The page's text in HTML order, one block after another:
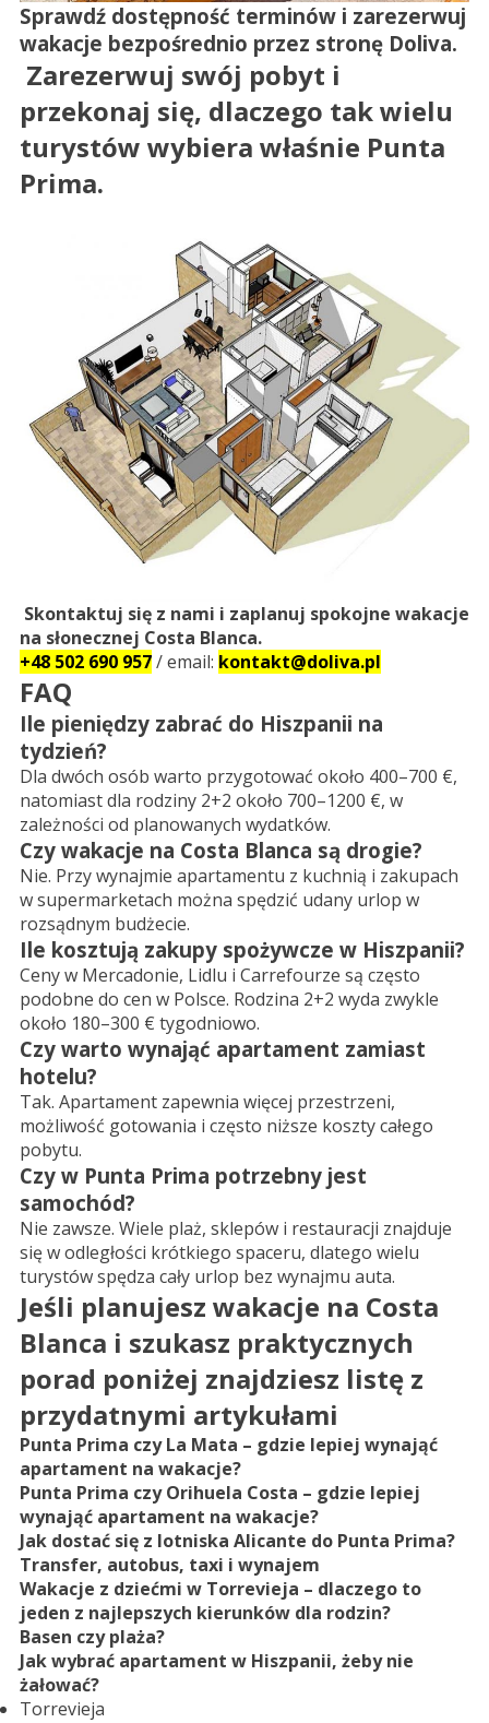
Sprawdź dostępność terminówi zarezerwuj
wakacje bezpośrednio przez stronę Doliva.
Zarezerwuj swój pobyt i
przekonaj się, dlaczego tak wielu
turystów wybiera właśnie Punta
Prima.
Skontaktuj się z nami i zaplanuj spokojne wakacje
na słonecznej Costa Blanca.
+48 502 690 957/ email: kontakt@doliva.pl
FAQ
Ile pieniędzy zabrać do Hiszpanii na
tydzień?
Dla dwóch osób warto przygotować około 400–700 €,
natomiast dla rodziny 2+2 około 700–1200 €, w
zależności od planowanych wydatków.
Czy wakacje na Costa Blanca są drogie?
Nie. Przy wynajmie apartamentu z kuchnią i zakupach
w supermarketach można spędzić udany urlop w
rozsądnym budżecie.
Ile kosztują zakupy spożywcze w Hiszpanii?
Ceny w Mercadonie, Lidlu i Carrefourze są często
podobne do cen w Polsce. Rodzina 2+2 wyda zwykle
około 180–300 € tygodniowo.
Czy warto wynająć apartament zamiast
hotelu?
Tak. Apartament zapewnia więcej przestrzeni,
możliwość gotowania i często niższe koszty całego
pobytu.
Czy w Punta Prima potrzebny jest
samochód?
Nie zawsze. Wiele plaż, sklepów i restauracji znajduje
się w odległości krótkiego spaceru, dlatego wielu
turystów spędza cały urlop bez wynajmu auta.
Jeśli planujesz wakacje na Costa
Blanca i szukasz praktycznych
porad poniżej znajdziesz listę z
przydatnymi artykułami
Punta Prima czy La Mata – gdzie lepiej wynająć
apartament na wakacje?
Punta Prima czy Orihuela Costa – gdzie lepiej
wynająć apartament na wakacje?
Jak dostać się z lotniska Alicante do Punta Prima?
Transfer, autobus, taxi i wynajem
Wakacje z dziećmi w Torrevieja – dlaczego to
jeden z najlepszych kierunków dla rodzin?
Basen czy plaża?
Jak wybrać apartament w Hiszpanii, żeby nie
żałować?
Torrevieja